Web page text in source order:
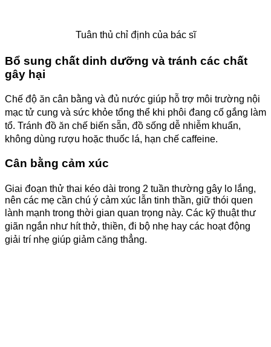
Tuân thủ chỉ định của bác sĩ
Bổ sung chất dinh dưỡng và tránh các chất
gây hại
Chế độ ăn cân bằng và đủ nước giúp hỗ trợ môi trường nội
mạc tử cung và sức khỏe tổng thể khi phôi đang cố gắng làm
tổ. Tránh đồ ăn chế biến sẵn, đồ sống dễ nhiễm khuẩn,
không dùng rượu hoặc thuốc lá, hạn chế caffeine.
Cân bằng cảm xúc
Giai đoạn thử thai kéo dài trong 2 tuần thường gây lo lắng,
nên các mẹ cần chú ý cảm xúc lẫn tinh thần, giữ thói quen
lành mạnh trong thời gian quan trọng này. Các kỹ thuật thư
giãn ngắn như hít thở, thiền, đi bộ nhẹ hay các hoạt động
giải trí nhẹ giúp giảm căng thẳng.